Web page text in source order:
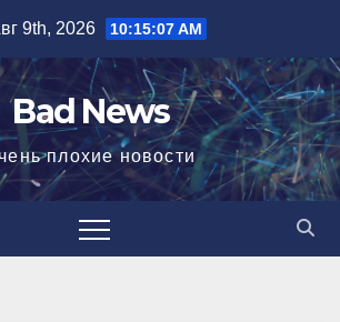
9th, 2026 10:15:07 AM
Bad News
плохие новости